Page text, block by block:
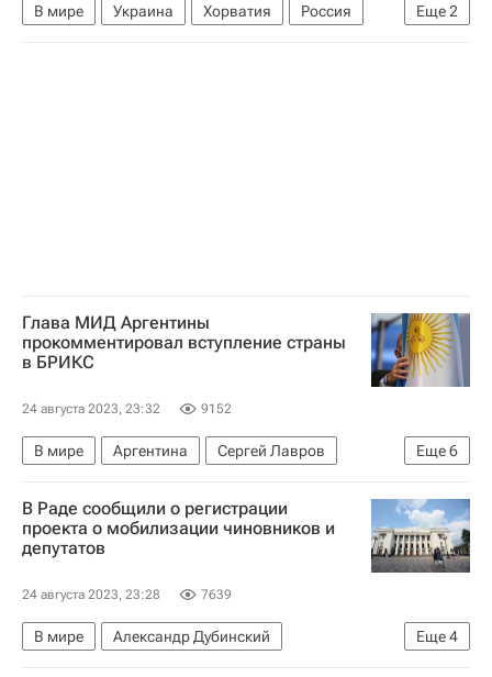
Еще2
В мире Украина Хорватия
Россия
Сергей Лавров
НАТО
Глава МИД Аргентины
прокомментировал вступление страны
в БРИКС
24 августа 2023, 23:32 9152
Еще6
В мире Аргентина
Сергей Лавров
БРИКС
ЮАР Цены на нефть
Россия
Владимир Путин
Сирил Рамафоса
В Раде сообщили о регистрации
проекта о мобилизации чиновников и
депутатов
24 августа 2023, 23:28 7639
Еще4
В мире
Александр Дубинский
Верховная Рада Украины
Украина